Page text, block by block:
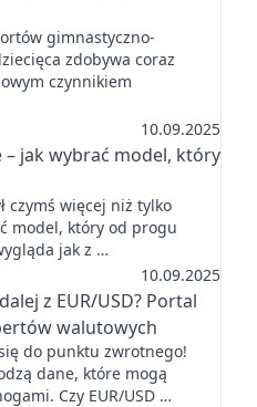
gimnastyczno-
zdobywa coraz
czynnikiem
10.09.2025
jak wybrać model, który
czymś więcej niż tylko
model, który od progu
jak z …
10.09.2025
z EUR/USD? Portal
walutowych
do punktu zwrotnego!
dane, które mogą
Czy EUR/USD …